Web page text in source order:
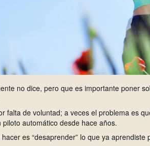
no dice, pero que es importante poner
falta de voluntad; a veces el problema es
automático desde hace años.
es “desaprender” lo que ya